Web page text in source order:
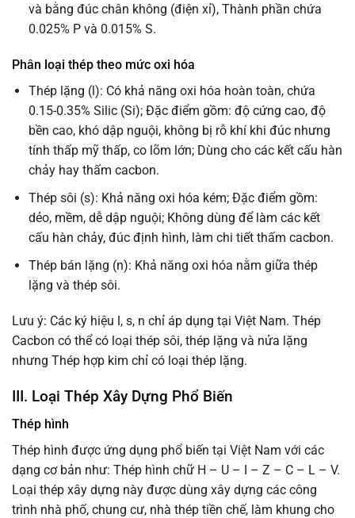
và bằng đúc chân không (điện xỉ), Thành phần chứa
0.025% P và 0.015% S.
Phân loại thép theo mức oxi hóa
Thép lặng (l): Có khả năng oxi hóa hoàn toàn, chứa
0.15-0.35% Silic (Si); Đặc điểm gồm: độ cứng cao, độ
bền cao, khó dập nguội, không bị rỗ khí khi đúc nhưng
tính thấp mỹ thấp, co lõm lớn; Dùng cho các kết cấu hàn
chảy hay thấm cacbon.
Thép sôi (s): Khả năng oxi hóa kém; Đặc điểm gồm:
dẻo, mềm, dễ dập nguội; Không dùng để làm các kết
cấu hàn chảy, đúc định hình, làm chi tiết thấm cacbon.
Thép bán lặng (n): Khả năng oxi hóa nằm giữa thép
lặng và thép sôi.
Lưu ý: Các ký hiệu l, s, n chỉ áp dụng tại Việt Nam. Thép
Cacbon có thể có loại thép sôi, thép lặng và nửa lặng
nhưng Thép hợp kim chỉ có loại thép lặng.
III. Loại Thép Xây Dựng Phổ Biến
Thép hình
Thép hình được ứng dụng phổ biến tại Việt Nam với các
dạng cơ bản như: Thép hình chữ H – U – I – Z – C – L – V.
Loại thép xây dựng này được dùng xây dựng các công
trình nhà phố, chung cư, nhà thép tiền chế, làm khung cho